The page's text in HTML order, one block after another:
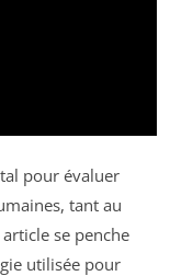
pour évaluer
tant au
se penche
utilisée pour